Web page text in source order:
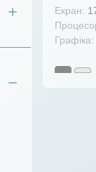
Екран:
Графіка: